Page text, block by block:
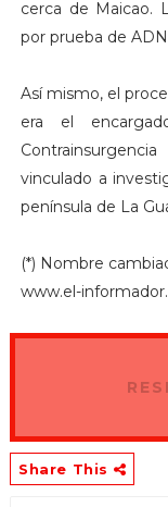
cerca de Maicao.
por prueba de
Así mismo, el
era el
vinculado a
península de La
(*) Nombre
www.el-
Share This